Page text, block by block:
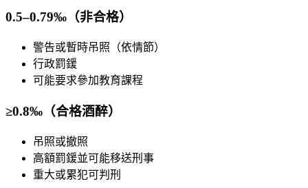
0.5–0.79‰（非合格）
警告或暫時吊照（依情節）
行政罰鍰
可能要求參加教育課程
≥0.8‰（合格酒醉）
吊照或撤照
高額罰鍰並可能移送刑事
重大或累犯可判刑